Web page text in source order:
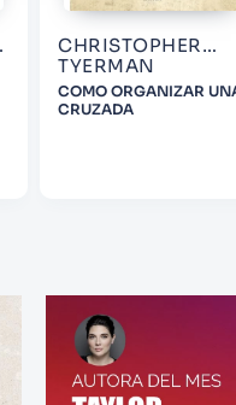
CHRISTOPHER
TYERMAN
COMO ORGANIZAR
CRUZADA